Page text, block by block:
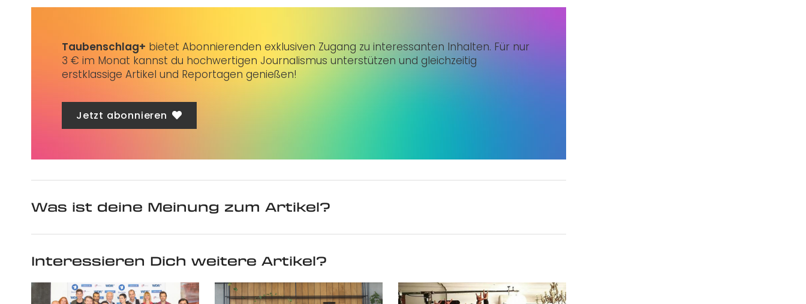
Taubenschlag+ bietet Abonnierenden exklusiven Zugang zu interessanten Inhalten. Für nur
3 € im Monat kannst du hochwertigen Journalismus unterstützen und gleichzeitig
erstklassige Artikel und Reportagen genießen!
Jetzt abonnieren
Was ist deine Meinung zum Artikel?
Interessieren Dich weitere Artikel?